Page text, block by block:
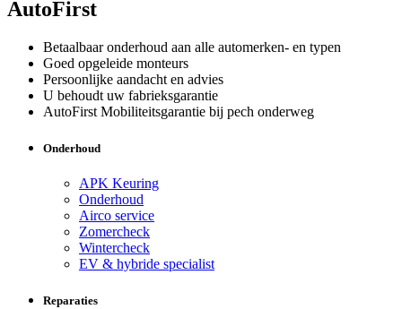
AutoFirst
Betaalbaar onderhoud aan alle automerken- en typen
Goed opgeleide monteurs
Persoonlijke aandacht en advies
U behoudt uw fabrieksgarantie
AutoFirst Mobiliteitsgarantie bij pech onderweg
Onderhoud
APK Keuring
Onderhoud
Airco service
Zomercheck
Wintercheck
EV & hybride specialist
Reparaties